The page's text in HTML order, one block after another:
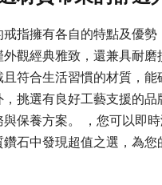
指擁有各自的特點及優勢
觀經典雅致，還兼具耐磨
符合生活習慣的材質，
，挑選有良好工藝支援的
與保養方案。 ，您可以即
石中發現超值之選，為